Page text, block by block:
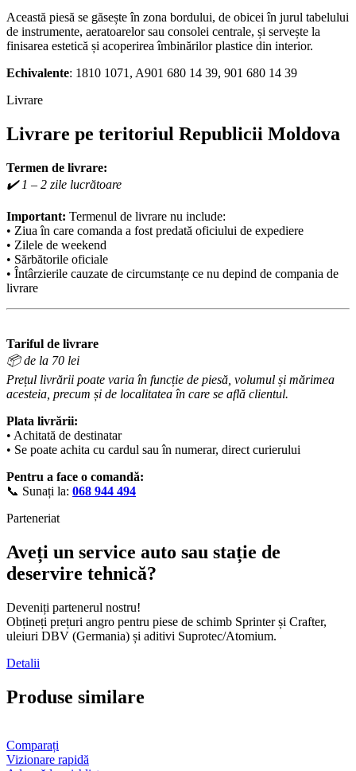
Această piesă se găsește în zona bordului, de obicei în jurul tabelului
de instrumente, aeratoarelor sau consolei centrale, și servește la
finisarea estetică și acoperirea îmbinărilor plastice din interior.
Echivalente: 1810 1071, A901 680 14 39, 901 680 14 39
Livrare
Livrare pe teritoriul Republicii Moldova
Termen de livrare:
✔️ 1 – 2 zile lucrătoare
Important: Termenul de livrare nu include:
• Ziua în care comanda a fost predată oficiului de expediere
• Zilele de weekend
• Sărbătorile oficiale
• Întârzierile cauzate de circumstanțe ce nu depind de compania de
livrare
Tariful de livrare
📦 de la 70 lei
Prețul livrării poate varia în funcție de piesă, volumul și mărimea
acesteia, precum și de localitatea în care se află clientul.
Plata livrării:
• Achitată de destinatar
• Se poate achita cu cardul sau în numerar, direct curierului
Pentru a face o comandă:
📞 Sunați la: 068 944 494
Parteneriat
Aveți un service auto sau stație de
deservire tehnică?
Deveniți partenerul nostru!
Obțineți prețuri angro pentru piese de schimb Sprinter și Crafter,
uleiuri DBV (Germania) și aditivi Suprotec/Atomium.
Detalii
Produse similare
Comparați
Vizionare rapidă